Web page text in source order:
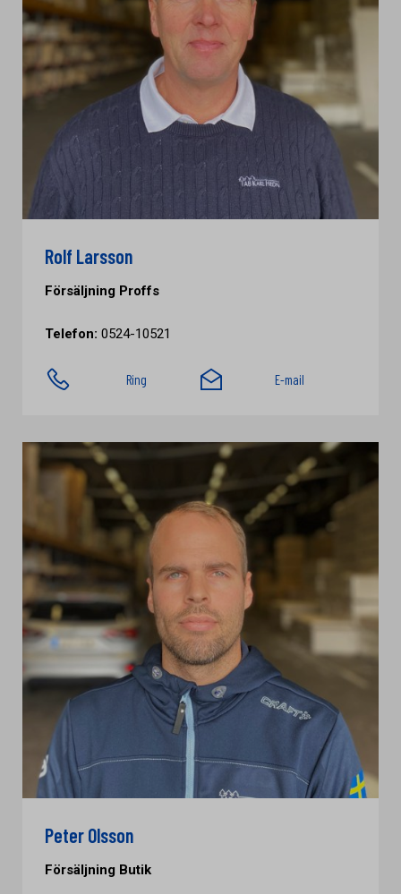
Rolf Larsson
Försäljning Proffs
Telefon: 0524-10521
Ring E-mail
Peter Olsson
Försäljning Butik